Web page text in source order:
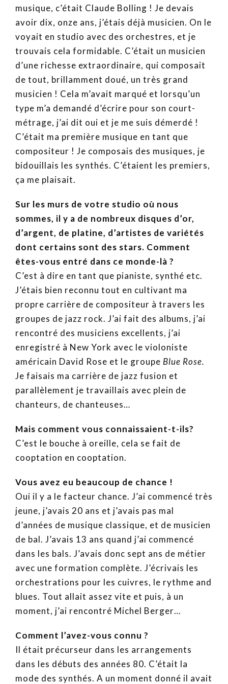
musique, c’était Claude Bolling ! Je devais
avoir dix, onze ans, j’étais déjà musicien. On le
voyait en studio avec des orchestres, et je
trouvais cela formidable. C’était un musicien
d’une richesse extraordinaire, qui composait
de tout, brillamment doué, un très grand
musicien ! Cela m’avait marqué et lorsqu’un
type m’a demandé d’écrire pour son court-
métrage, j’ai dit oui et je me suis démerdé !
C’était ma première musique en tant que
compositeur ! Je composais des musiques, je
bidouillais les synthés. C’étaient les premiers,
ça me plaisait.
Sur les murs de votre studio où nous
sommes, il y a de nombreux disques d’or,
d’argent, de platine, d’artistes de variétés
dont certains sont des stars. Comment
êtes-vous entré dans ce monde-là ?
C’est à dire en tant que pianiste, synthé etc.
J’étais bien reconnu tout en cultivant ma
propre carrière de compositeur à travers les
groupes de jazz rock. J’ai fait des albums, j’ai
rencontré des musiciens excellents, j’ai
enregistré à New York avec le violoniste
américain David Rose et le groupe Blue Rose.
Je faisais ma carrière de jazz fusion et
parallèlement je travaillais avec plein de
chanteurs, de chanteuses…
Mais comment vous connaissaient-t-ils?
C’est le bouche à oreille, cela se fait de
cooptation en cooptation.
Vous avez eu beaucoup de chance !
Oui il y a le facteur chance. J’ai commencé très
jeune, j’avais 20 ans et j’avais pas mal
d’années de musique classique, et de musicien
de bal. J’avais 13 ans quand j’ai commencé
dans les bals. J’avais donc sept ans de métier
avec une formation complète. J’écrivais les
orchestrations pour les cuivres, le rythme and
blues. Tout allait assez vite et puis, à un
moment, j’ai rencontré Michel Berger…
Comment l’avez-vous connu ?
Il était précurseur dans les arrangements
dans les débuts des années 80. C’était la
mode des synthés. A un moment donné il avait